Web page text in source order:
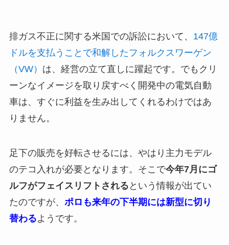
排ガス不正に関する米国での訴訟において、 147億
ドルを支払うことで和解したフォルクスワーゲン
（VW） は、経営の立て直しに躍起です。でもクリ
ーンなイメージを取り戻すべく開発中の電気自動
車は、すぐに利益を生み出してくれるわけではあ
りません。
足下の販売を好転させるには、やはり主力モデル
のテコ入れが必要となります。そこで今年7月にゴ
ルフがフェイスリフトされる という情報が出てい
たのですが、 ポロも来年の下半期には新型に切り
替わるようです。